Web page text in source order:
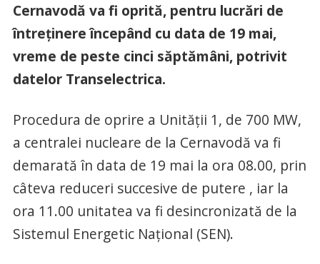
Cernavodă va fi oprită, pentru lucrări de
întreținere începând cu data de 19 mai,
vreme de peste cinci săptămâni, potrivit
datelor Transelectrica.
Procedura de oprire a Unității 1, de 700 MW,
a centralei nucleare de la Cernavodă va fi
demarată în data de 19 mai la ora 08.00, prin
câteva reduceri succesive de putere , iar la
ora 11.00 unitatea va fi desincronizată de la
Sistemul Energetic Național (SEN).